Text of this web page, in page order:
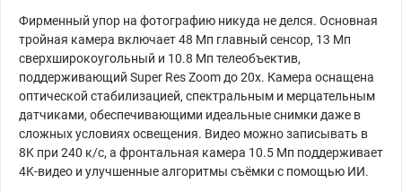
Фирменный упор на фотографию никуда не делся. Основная
тройная камера включает 48 Мп главный сенсор, 13 Мп
сверхширокоугольный и 10.8 Мп телеобъектив,
поддерживающий Super Res Zoom до 20x. Камера оснащена
оптической стабилизацией, спектральным и мерцательным
датчиками, обеспечивающими идеальные снимки даже в
сложных условиях освещения. Видео можно записывать в
8K при 240 к/с, а фронтальная камера 10.5 Мп поддерживает
4K-видео и улучшенные алгоритмы съёмки с помощью ИИ.